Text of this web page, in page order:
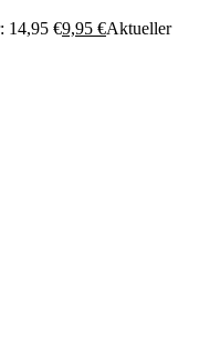
14,95 €9,95 €Aktueller